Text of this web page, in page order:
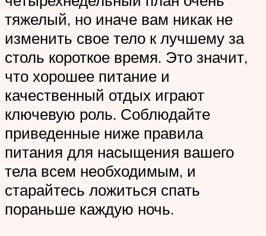
тяжелый, но иначе вам никак не
изменить свое тело к лучшему за
столь короткое время. Это значит,
что хорошее питание и
качественный отдых играют
ключевую роль. Соблюдайте
приведенные ниже правила
питания для насыщения вашего
тела всем необходимым, и
старайтесь ложиться спать
пораньше каждую ночь.